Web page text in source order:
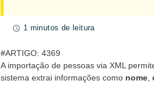
1 minutos de leitura
#ARTIGO: 4369
A importação de pessoas via XML
sistema extrai informações como nome,